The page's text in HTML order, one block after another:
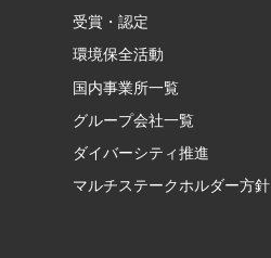
受賞・認定
環境保全活動
国内事業所一覧
グループ会社一覧
ダイバーシティ推進
マルチステークホルダー方針